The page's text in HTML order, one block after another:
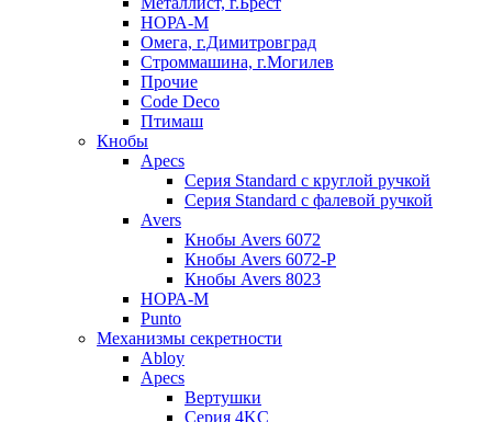
НОРА-М
Омега, г.Димитровград
Строммашина, г.Могилев
Прочие
Code Deco
Птимаш
Кнобы
Apecs
Серия Standard с круглой ручкой
Серия Standard с фалевой ручкой
Avers
Кнобы Avers 6072
Кнобы Avers 6072-P
Кнобы Avers 8023
НОРА-М
Punto
Механизмы секретности
Abloy
Apecs
Вертушки
Серия 4KC